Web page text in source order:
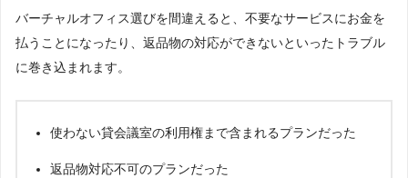
バーチャルオフィス選びを間違えると、不要なサービスにお金を
払うことになったり、返品物の対応ができないといったトラブル
に巻き込まれます。
使わない貸会議室の利用権まで含まれるプランだった
返品物対応不可のプランだった